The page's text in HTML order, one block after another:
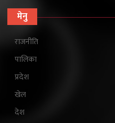
मेनु
राजनीति
पालिका
प्रदेश
खेल
देश